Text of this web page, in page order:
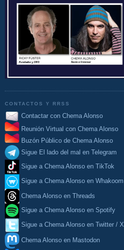
CONTACTOS Y RRSS
Contactar con Chema Alonso
Reunión Virtual con Chema Alonso
Buzón Público de Chema Alonso
Sigue El lado del mal en Telegram
Sigue a Chema Alonso en TikTok
Sigue a Chema Alonso en Whakoom
Chema Alonso en Threads
Sigue a Chema Alonso en Spotify
Sigue a Chema Alonso en Twitter / X
Chema Alonso en Mastodon